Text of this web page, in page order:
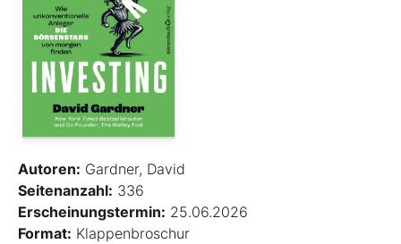
Autoren: Gardner, David
Seitenanzahl: 336
Erscheinungstermin: 25.06.2026
Format: Klappenbroschur